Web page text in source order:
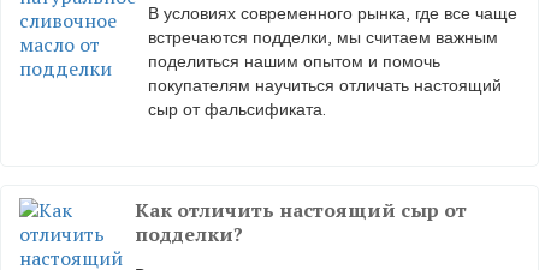
В условиях современного рынка, где все чаще
встречаются подделки, мы считаем важным
поделиться нашим опытом и помочь
покупателям научиться отличать настоящий
сыр от фальсификата.
Как отличить настоящий сыр от
подделки?